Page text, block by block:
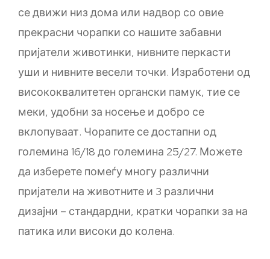
се движи низ дома или надвор со овие
прекрасни чорапки со нашите забавни
пријатели животинки, нивните перкасти
уши и нивните весели точки. Изработени од
висококвалитетен органски памук, тие се
меки, удобни за носење и добро се
вклопуваат. Чорапите се достапни од
големина 16/18 до големина 25/27. Можете
да изберете помеѓу многу различни
пријатели на животните и 3 различни
дизајни – стандардни, кратки чорапки за на
патика или високи до колена.